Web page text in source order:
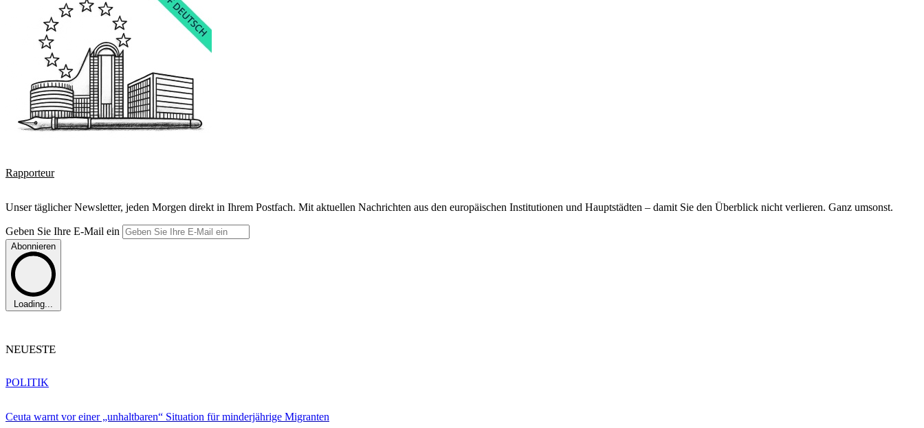
Rapporteur
Unser täglicher Newsletter, jeden Morgen direkt in Ihrem Postfach. Mit aktuellen Nachrichten aus den europäischen Institutionen und Hauptstädten – damit Sie den Überblick nicht verlieren. Ganz umsonst.
Geben Sie Ihre E-Mail ein
Abonnieren
Loading...
NEUESTE
Ceuta warnt vor einer „unhaltbaren“ Situation für minderjährige Migranten
POLITIK